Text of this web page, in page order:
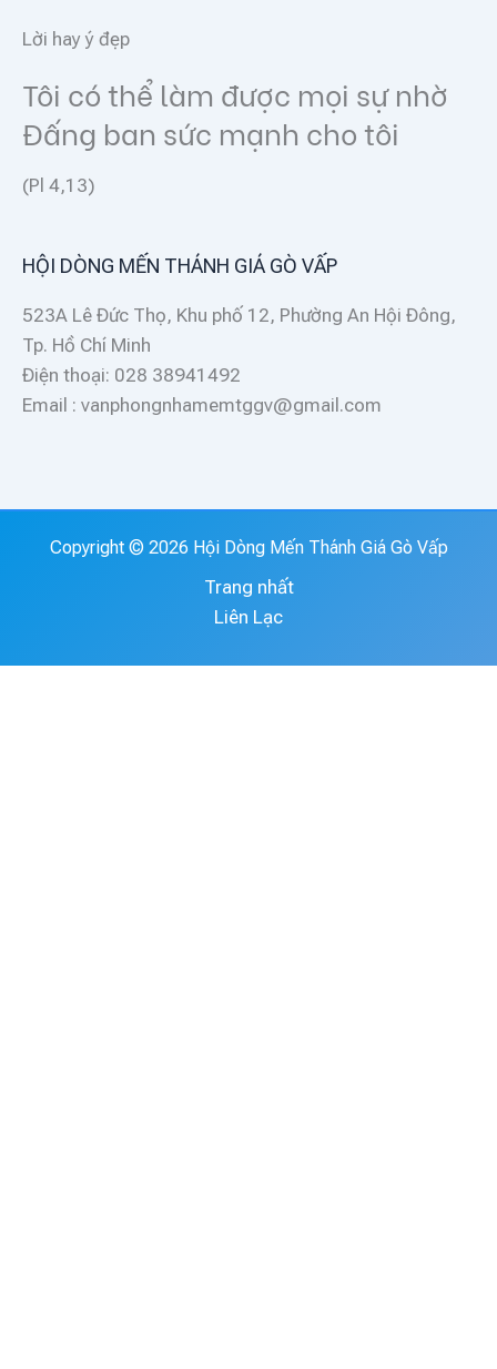
Lời hay ý đẹp
Tôi có thể làm được mọi sự nhờ
Đấng ban sức mạnh cho tôi
(Pl 4,13)
HỘI DÒNG MẾN THÁNH GIÁ GÒ VẤP
523A Lê Đức Thọ, Khu phố 12, Phường An Hội Đông,
Tp. Hồ Chí Minh
Điện thoại: 028 38941492
Email : vanphongnhamemtggv@gmail.com
Copyright © 2026 Hội Dòng Mến Thánh Giá Gò Vấp
Trang nhất
Liên Lạc